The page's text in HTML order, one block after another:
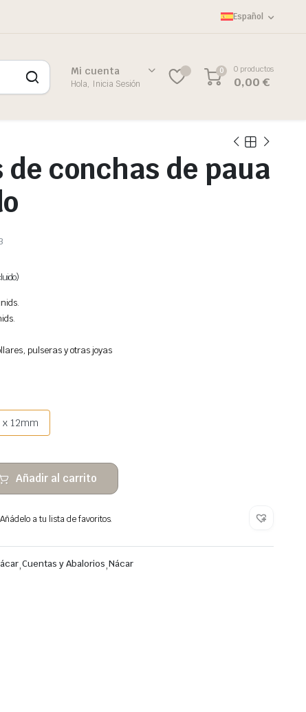
Español
Mi cuenta
Hola, Inicia Sesión
0 0 productos
0,00€
de conchas de paua
pulseras y otras joyas
x 12mm
Añadir al carrito
a tu lista de favoritos.
,Cuentas y Abalorios,Nácar